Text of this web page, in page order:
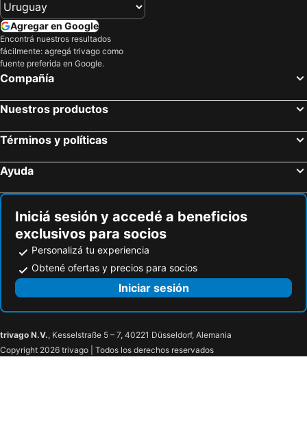
Hoteles en Bacalar
Hoteles en Mazamitla
Hoteles en Monterrey
Hoteles en Colima
Hoteles en Toluca
Hoteles en Chetumal
Hoteles en Pachuca de Soto
Hoteles en Tepoztlán
Hoteles en San Pedro Pochutla
Agregar en Google
Encontrá nuestros resultados
fácilmente: agregá trivago como
fuente preferida en Google.
Compañía
Nuestros productos
Términos y políticas
Ayuda
Iniciá sesión y accedé a beneficios
exclusivos para socios
Personalizá tu experiencia
Obtené ofertas y precios para socios
Iniciar sesión
trivago N.V., Kesselstraße 5 – 7, 40221 Düsseldorf, Alemania
Copyright 2026 trivago | Todos los derechos reservados